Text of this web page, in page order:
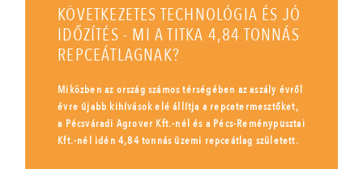
KÖVETKEZETES TECHNOLÓGIA ÉS JÓ
IDŐZÍTÉS - MI A TITKA 4,84 TONNÁS
REPCEÁTLAGNAK?
Miközben az ország számos térségében az aszály évről
évre újabb kihívások elé állítja a repcetermesztőket,
a Pécsváradi Agrover Kft.-nél és a Pécs-Reménypusztai
Kft.-nél idén 4,84 tonnás üzemi repceátlag született.